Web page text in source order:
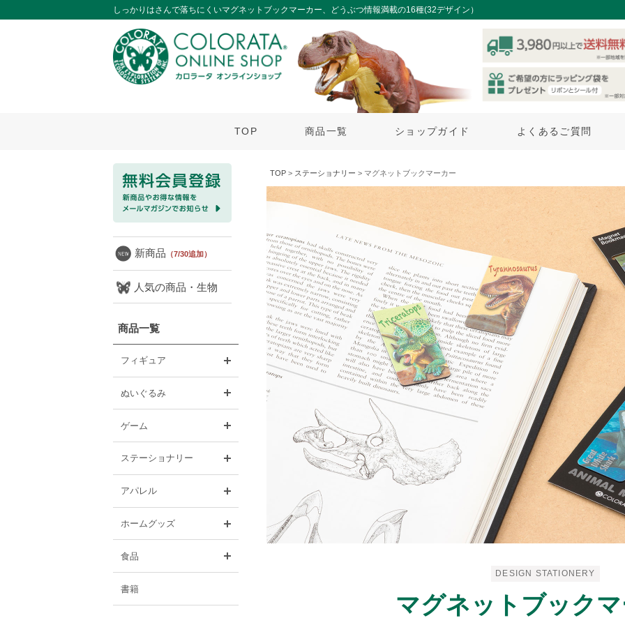
しっかりはさんで落ちにくいマグネットブックマーカー、どうぶつ情報満載の16種(32デザイン）
TOP 商品一覧 ショップガイド よくあるご質問
新商品 （7/30追加）
人気の商品・生物
商品一覧
フィギュア
ぬいぐるみ
ゲーム
ステーショナリー
アパレル
ホームグッズ
食品
書籍
TOP > ステーショナリー > マグネットブックマーカー
DESIGN STATIONERY
マグネットブック